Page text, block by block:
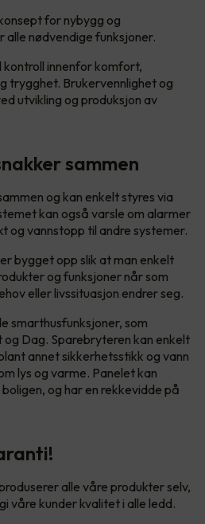
for nybygg og
alle nødvendige funksjoner.
innenfor komfort,
trygghet. Brukervennlighet og
utvikling og produksjon av
sammen
og kan enkelt styres via
kan også varsle om alarmer
og vannstopp til andre systemer.
bygget opp slik at man enkelt
og funksjoner når som
eller livssituasjon endrer seg.
smarthusfunksjoner, som
Dag. Sparebryteren kan enkelt
annet sikkerhetsstikk og vann
lys og varme. Panelet kan
og har en rekkevidde på
alle våre produkter selv,
våre kunder kvalitet i alle ledd.